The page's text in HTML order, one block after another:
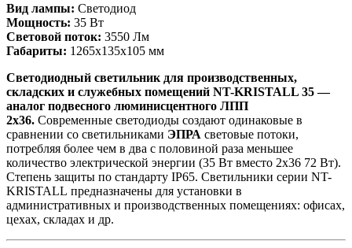
Вид лампы: Светодиод
Мощность: 35 Вт
Световой поток: 3550 Лм
Габариты: 1265х135х105 мм
Светодиодный светильник для производственных,
складских и служебных помещений NT-KRISTALL 35 —
аналог подвесного люминисцентного ЛПП
2х36. Современные светодиоды создают одинаковые в
сравнении со светильниками ЭПРА световые потоки,
потребляя более чем в два с половиной раза меньшее
количество электрической энергии (35 Вт вместо 2х36 72 Вт).
Степень защиты по стандарту IP65. Светильники серии NT-
KRISTALL предназначены для установки в
административных и производственных помещениях: офисах,
цехах, складах и др.